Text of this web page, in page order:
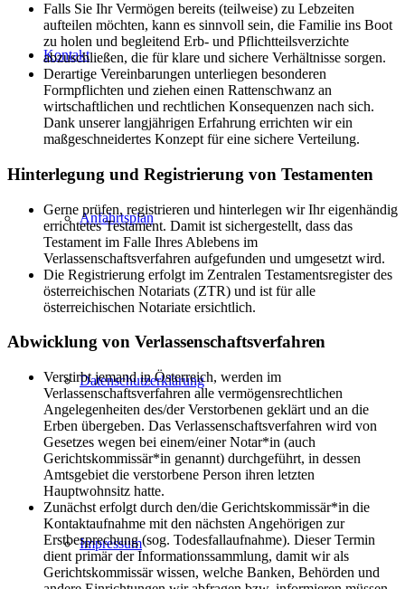
Kontakt
Anfahrtsplan
Datenschutzerklärung
Impressum
Falls Sie Ihr Vermögen bereits (teilweise) zu Lebzeiten
aufteilen möchten, kann es sinnvoll sein, die Familie ins Boot
zu holen und begleitend Erb- und Pflichtteilsverzichte
abzuschließen, die für klare und sichere Verhältnisse sorgen.
Derartige Vereinbarungen unterliegen besonderen
Formpflichten und ziehen einen Rattenschwanz an
wirtschaftlichen und rechtlichen Konsequenzen nach sich.
Dank unserer langjährigen Erfahrung errichten wir ein
maßgeschneidertes Konzept für eine sichere Verteilung.
Hinterlegung und Registrierung von Testamenten
Gerne prüfen, registrieren und hinterlegen wir Ihr eigenhändig
errichtetes Testament. Damit ist sichergestellt, dass das
Testament im Falle Ihres Ablebens im
Verlassenschaftsverfahren aufgefunden und umgesetzt wird.
Die Registrierung erfolgt im Zentralen Testamentsregister des
österreichischen Notariats (ZTR) und ist für alle
österreichischen Notariate ersichtlich.
Abwicklung von Verlassenschaftsverfahren
Verstirbt jemand in Österreich, werden im
Verlassenschaftsverfahren alle vermögensrechtlichen
Angelegenheiten des/der Verstorbenen geklärt und an die
Erben übergeben. Das Verlassenschaftsverfahren wird von
Gesetzes wegen bei einem/einer Notar*in (auch
Gerichtskommissär*in genannt) durchgeführt, in dessen
Amtsgebiet die verstorbene Person ihren letzten
Hauptwohnsitz hatte.
Zunächst erfolgt durch den/die Gerichtskommissär*in die
Kontaktaufnahme mit den nächsten Angehörigen zur
Erstbesprechung (sog. Todesfallaufnahme). Dieser Termin
dient primär der Informationssammlung, damit wir als
Gerichtskommissär wissen, welche Banken, Behörden und